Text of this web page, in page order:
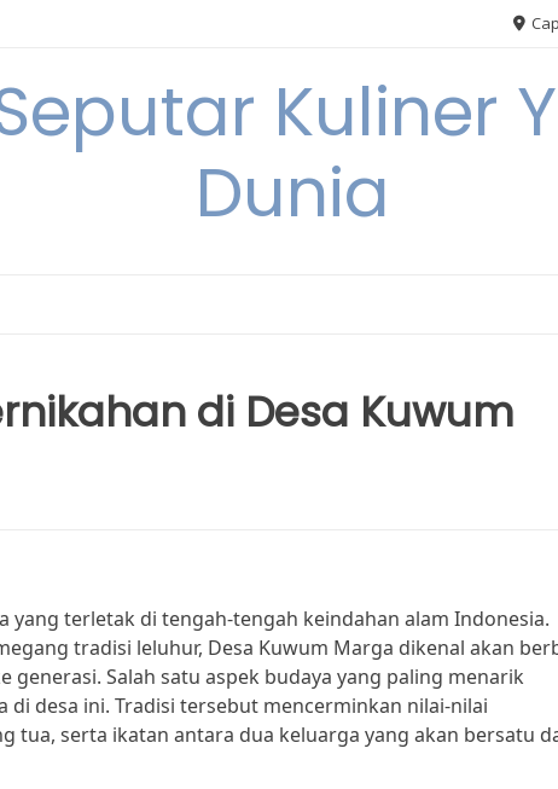
Kuliner
Dunia
di Desa Kuwum
yang terletak di tengah-tengah keindahan alam Indonesia.
tradisi leluhur, Desa Kuwum Marga dikenal akan
Salah satu aspek budaya yang paling menarik
desa ini. Tradisi tersebut mencerminkan nilai-nilai
tua, serta ikatan antara dua keluarga yang akan bersatu